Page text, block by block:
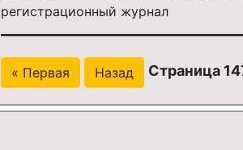
регистрационный журнал
« Первая Назад Страница